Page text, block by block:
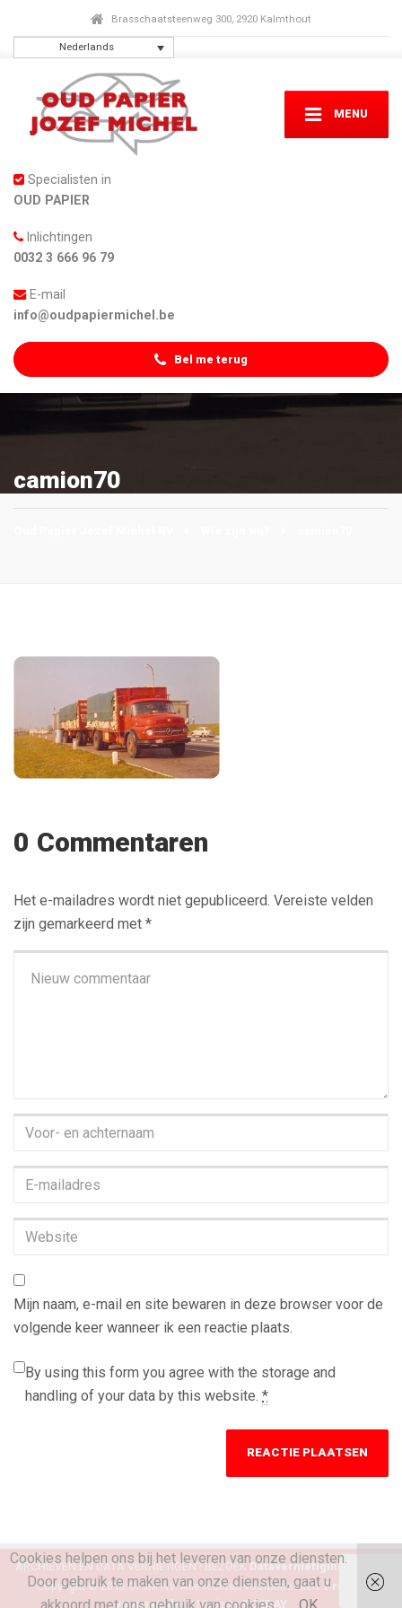
Brasschaatsteenweg 300, 2920 Kalmthout
Nederlands
MENU
Specialisten in
OUD PAPIER
Inlichtingen
0032 3 666 96 79
E-mail
info@oudpapiermichel.be
Bel me terug
camion70
0 Commentaren
Het e-mailadres wordt niet gepubliceerd. Vereiste velden
zijn gemarkeerd met *
commentaar*
Voor-
achternaam*
Website
Mijn naam, e-mail en site bewaren in deze browser voor de
volgende keer wanneer ik een reactie plaats.
By using this form you agree with the storage and
handling of your data by this website. *
ARCHIEVEN EN DATA VERNIETIGEN? BEZOEKDatavernietiging Michel
Copyright © 2016 OPJM NV. Alle rechten voorbehouden. Privacy
voorwaarden | Made byPC2DAY
Cookies helpen ons bij het leveren van onze diensten.
Door gebruik te maken van onze diensten, gaat u